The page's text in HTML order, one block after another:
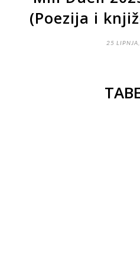
(Poezija i
25